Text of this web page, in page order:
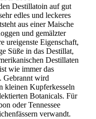
Destillatoin auf gut
edles und leckeres
aus einer Maische
und gemälzter
ureigenste Eigenschaft,
Süße in das Destillat,
Destillaten
wie immer das
Gebrannt wird
kleinen Kupferkesseln
Botanicals. Für
oder Tennessee
verwandt.